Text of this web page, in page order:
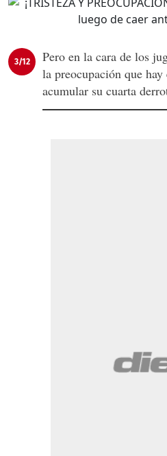
3/12
Pero en la cara de los
la preocupación que
acumular su cuarta